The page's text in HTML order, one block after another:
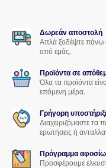
Δωρεάν αποστολή
Απλά ξοδέψτε πάνω
από εμάς.
Προϊόντα σε
Όλα τα προϊόντα
επόμενη μέρα.
Γρήγορη
Διαχειριζόμαστε τα
ερωτήσεις ή
Πρόγραμμα
Προσφέρουμε